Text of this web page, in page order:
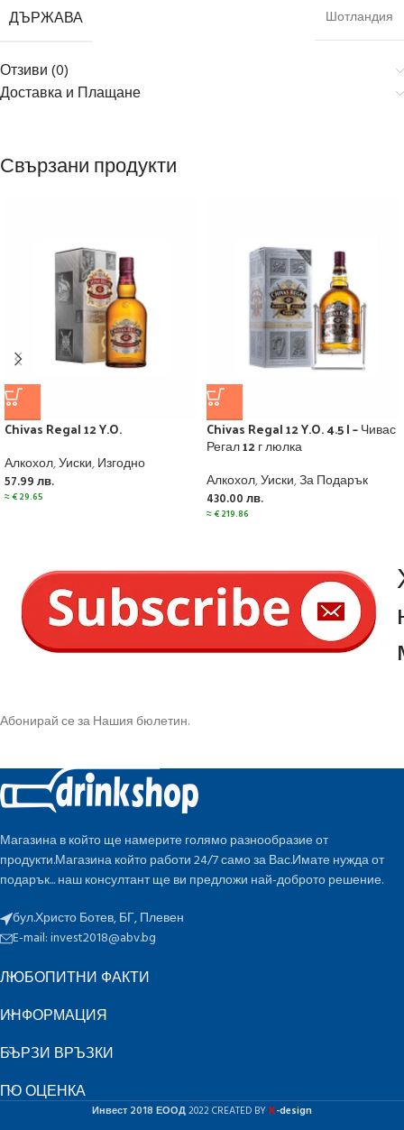
ДЪРЖАВА Шотландия
Отзиви (0)
Доставка и Плащане
Свързани продукти
Chivas Regal 12 Y.O.
Алкохол,Уиски,Изгодно
57.99 лв.
≈€29.65
Chivas Regal 12 Y.O. 4.5 l – Чивас
Регал 12 г люлка
Алкохол,Уиски,За Подарък
430.00 лв.
≈€219.86
Абонирай се за Нашия бюлетин.
Магазина в който ще намерите голямо разнообразие от
продукти.Магазина който работи 24/7 само за Вас.Имате нужда от
подарък... наш консултант ще ви предложи най-доброто решение.
бул.Христо Ботев, БГ, Плевен
E-mail:invest2018@abv.bg
ЛЮБОПИТНИ ФАКТИ
ИНФОРМАЦИЯ
БЪРЗИ ВРЪЗКИ
ПО ОЦЕНКА
Инвест 2018 ЕООД2022 CREATED BY K-design